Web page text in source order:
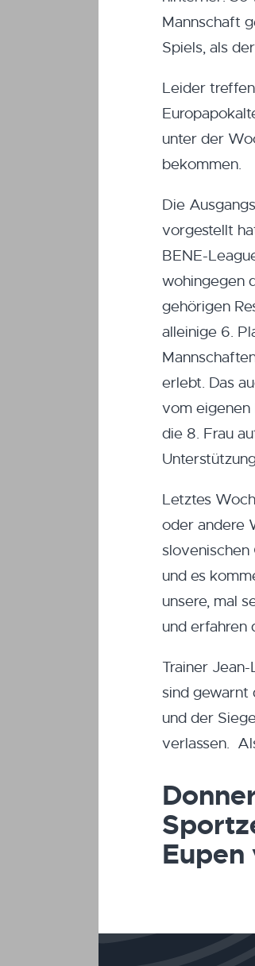
Mannschaft
Spiels, als
Leider
unter der
bekommen.
Die
vorgestellt
BENE-
wohingegen
gehörigen
alleinige 6.
erlebt. Das
vom eigenen
die 8. Frau
Letztes
oder andere
slovenischen
und es
unsere, mal
und erfahren
Trainer
sind gewarnt
und der
verlassen.
Eupen